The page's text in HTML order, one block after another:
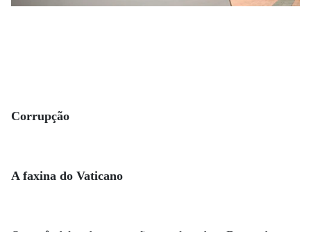
Corrupção
A faxina do Vaticano